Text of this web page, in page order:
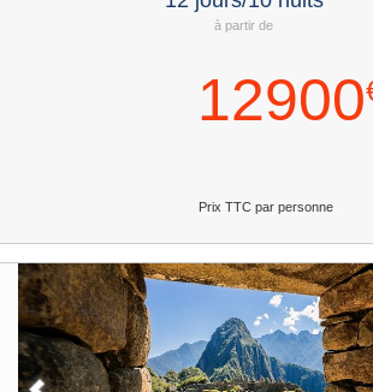
à partir de
12900
Prix TTC par personne